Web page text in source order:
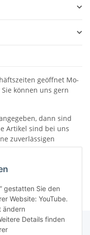
gestatten Sie den
Website: YouTube.
ändern
Details finden
geöffnet Mo-
Sie können uns gern
dann sind
Artikel sind bei uns
zuverlässigen